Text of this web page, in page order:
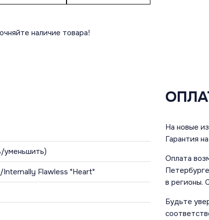
наличие товара!
уменьшить)
Internally Flawless "Heart"
На новые
Гарантия
Оплата
в регионы.
Будьте